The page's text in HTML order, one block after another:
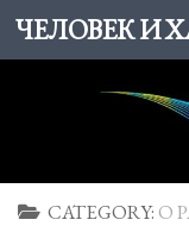
Skip to content
ЧЕЛОВЕК И
CATEGORY: О